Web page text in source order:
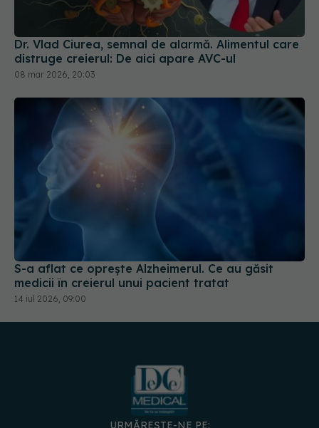
Dr. Vlad Ciurea, semnal de alarmă. Alimentul care
distruge creierul: De aici apare AVC-ul
08 mar 2026, 20:03
S-a aflat ce oprește Alzheimerul. Ce au găsit
medicii în creierul unui pacient tratat
14 iul 2026, 09:00
URMĂREȘTE-NE PE: